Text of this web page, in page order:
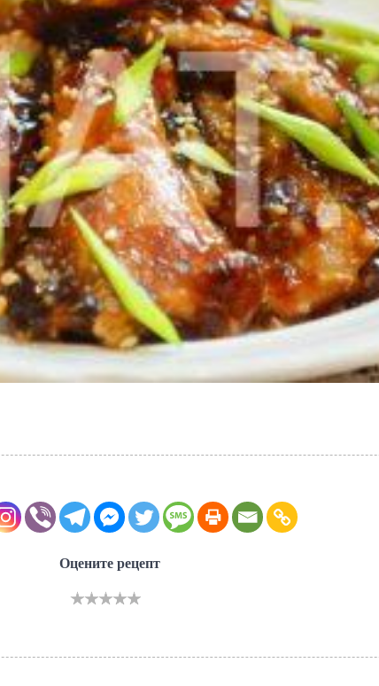
Оцените рецепт